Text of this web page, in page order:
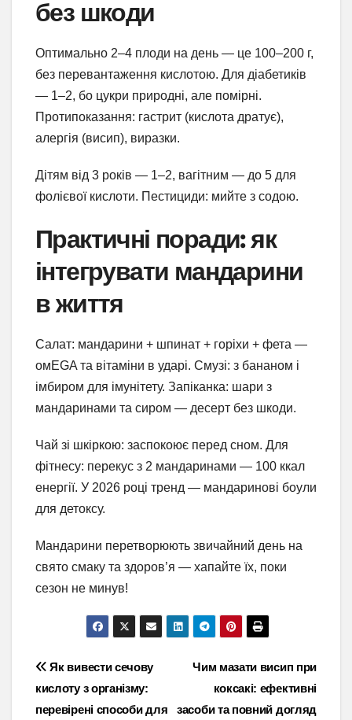
без шкоди
Оптимально 2–4 плоди на день — це 100–200 г,
без перевантаження кислотою. Для діабетиків
— 1–2, бо цукри природні, але помірні.
Протипоказання: гастрит (кислота дратує),
алергія (висип), виразки.
Дітям від 3 років — 1–2, вагітним — до 5 для
фолієвої кислоти. Пестициди: мийте з содою.
Практичні поради: як
інтегрувати мандарини
в життя
Салат: мандарини + шпинат + горіхи + фета —
омEGA та вітаміни в ударі. Смузі: з бананом і
імбиром для імунітету. Запіканка: шари з
мандаринами та сиром — десерт без шкоди.
Чай зі шкіркою: заспокоює перед сном. Для
фітнесу: перекус з 2 мандаринами — 100 ккал
енергії. У 2026 році тренд — мандаринові боули
для детоксу.
Мандарини перетворюють звичайний день на
свято смаку та здоров’я — хапайте їх, поки
сезон не минув!
Навігація
записів
Чим мазати висип при
коксакі: ефективні
засоби та повний догляд
Як вивести сечову
кислоту з організму:
перевірені способи для